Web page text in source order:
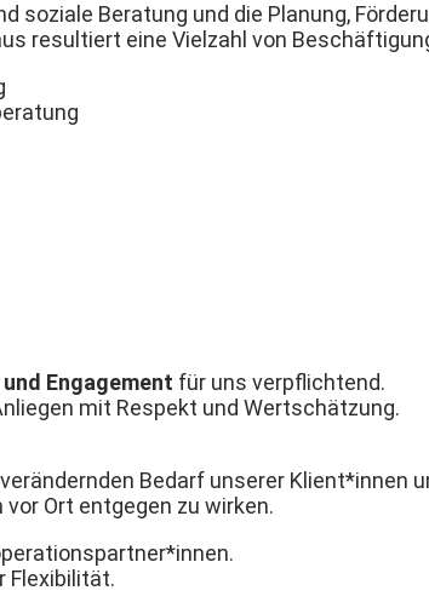
soziale Beratung und die Planung,
resultiert eine Vielzahl von
Engagement für uns verpflichtend.
mit Respekt und Wertschätzung.
Bedarf unserer
Ort entgegen zu wirken.
Flexibilität.